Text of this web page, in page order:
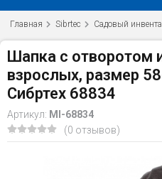
Главная Sibrtec Садовый
Шапка с отворотом
взрослых, размер
Сибртех 68834
Артикул: MI-68834
(0 отзывов)